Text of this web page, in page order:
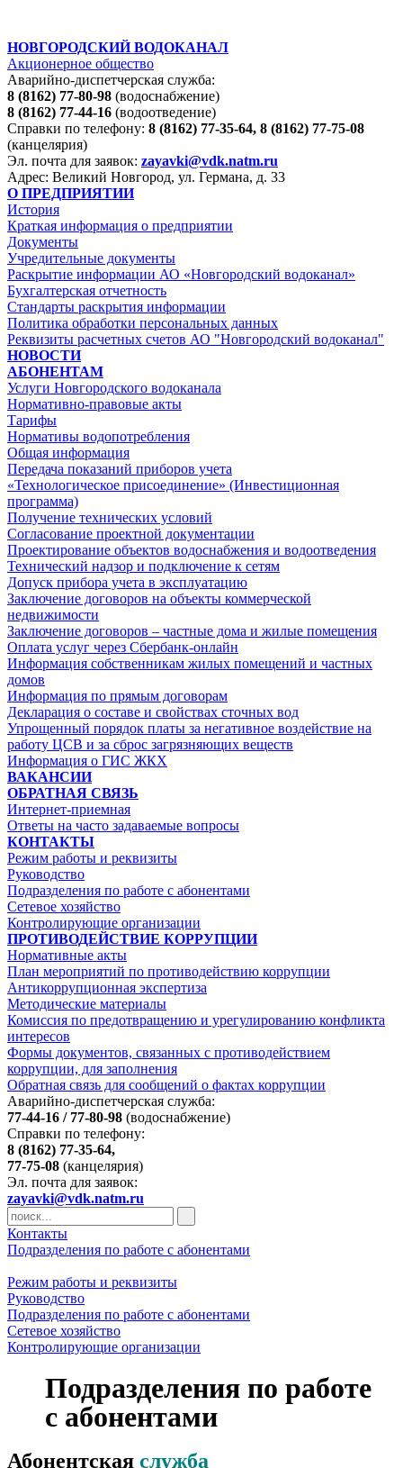
НОВГОРОДСКИЙ ВОДОКАНАЛ
Акционерное общество
Аварийно-диспетчерская служба:
8 (8162) 77-80-98 (водоснабжение)
8 (8162) 77-44-16 (водоотведение)
Справки по телефону: 8 (8162) 77-35-64, 8 (8162) 77-75-08
(канцелярия)
Эл. почта для заявок: zayavki@vdk.natm.ru
Адрес: Великий Новгород, ул. Германа, д. 33
О ПРЕДПРИЯТИИ
История
Краткая информация о предприятии
Документы
Учредительные документы
Раскрытие информации АО «Новгородский водоканал»
Бухгалтерская отчетность
Стандарты раскрытия информации
Политика обработки персональных данных
Реквизиты расчетных счетов АО "Новгородский водоканал"
НОВОСТИ
АБОНЕНТАМ
Услуги Новгородского водоканала
Нормативно-правовые акты
Тарифы
Нормативы водопотребления
Общая информация
Передача показаний приборов учета
«Технологическое присоединение» (Инвестиционная
программа)
Получение технических условий
Согласование проектной документации
Проектирование объектов водоснабжения и водоотведения
Технический надзор и подключение к сетям
Допуск прибора учета в эксплуатацию
Заключение договоров на объекты коммерческой
недвижимости
Заключение договоров – частные дома и жилые помещения
Оплата услуг через Сбербанк-онлайн
Информация собственникам жилых помещений и частных
домов
Информация по прямым договорам
Декларация о составе и свойствах сточных вод
Упрощенный порядок платы за негативное воздействие на
работу ЦСВ и за сброс загрязняющих веществ
Информация о ГИС ЖКХ
ВАКАНСИИ
ОБРАТНАЯ СВЯЗЬ
Интернет-приемная
Ответы на часто задаваемые вопросы
КОНТАКТЫ
Режим работы и реквизиты
Руководство
Подразделения по работе с абонентами
Сетевое хозяйство
Контролирующие организации
ПРОТИВОДЕЙСТВИЕ КОРРУПЦИИ
Нормативные акты
План мероприятий по противодействию коррупции
Антикоррупционная экспертиза
Методические материалы
Комиссия по предотвращению и урегулированию конфликта
интересов
Формы документов, связанных с противодействием
коррупции, для заполнения
Обратная связь для сообщений о фактах коррупции
Аварийно-диспетчерская служба:
77-44-16 / 77-80-98 (водоснабжение)
Справки по телефону:
8 (8162) 77-35-64,
77-75-08 (канцелярия)
Эл. почта для заявок:
zayavki@vdk.natm.ru
Контакты
Подразделения по работе с абонентами
Режим работы и реквизиты
Руководство
Подразделения по работе с абонентами
Сетевое хозяйство
Контролирующие организации
Подразделения по работе
с абонентами
Абонентская служба